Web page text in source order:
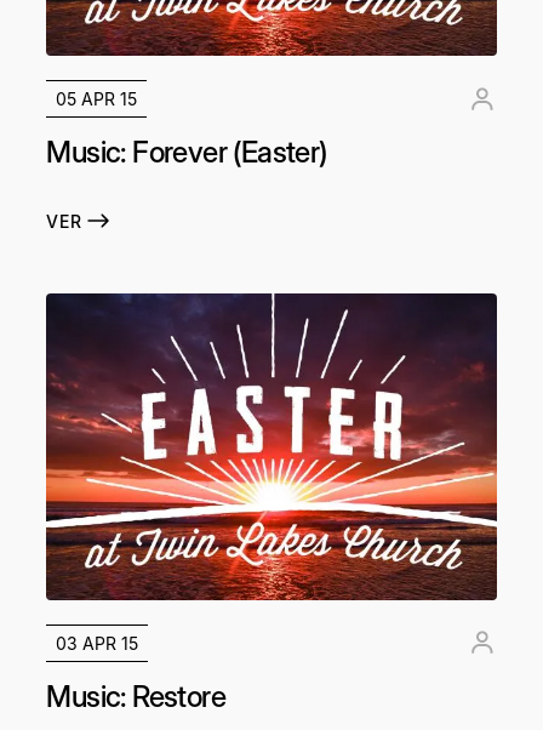
05 APR 15
Music: Forever (Easter)
VER
03 APR 15
Music: Restore